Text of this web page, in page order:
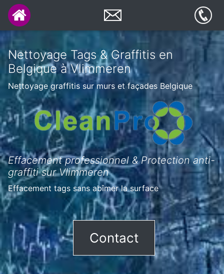
Nettoyage Tags & Graffitis en
Belgique à Vlimmeren
Nettoyage graffitis sur murs et façades Belgique
Effacement professionnel & Protection anti-
graffiti sur Vlimmeren
Effacement tags sans abîmer la surface
Contact